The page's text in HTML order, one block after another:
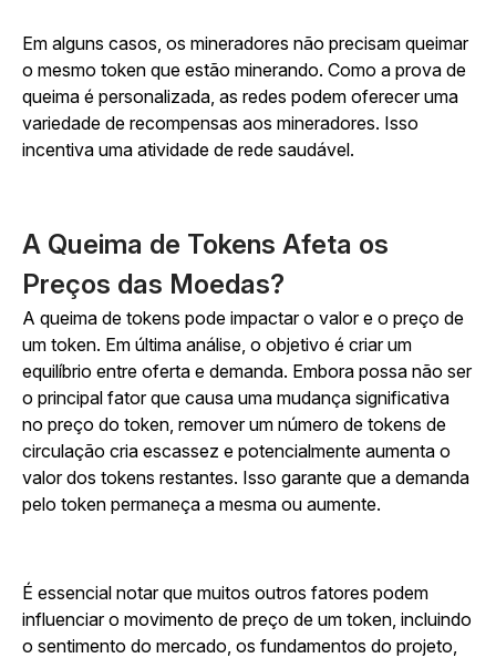
Em alguns casos, os mineradores não precisam queimar
o mesmo token que estão minerando. Como a prova de
queima é personalizada, as redes podem oferecer uma
variedade de recompensas aos mineradores. Isso
incentiva uma atividade de rede saudável.
A Queima de Tokens Afeta os
Preços das Moedas?
A queima de tokens pode impactar o valor e o preço de
um token. Em última análise, o objetivo é criar um
equilíbrio entre oferta e demanda. Embora possa não ser
o principal fator que causa uma mudança significativa
no preço do token, remover um número de tokens de
circulação cria escassez e potencialmente aumenta o
valor dos tokens restantes. Isso garante que a demanda
pelo token permaneça a mesma ou aumente.
É essencial notar que muitos outros fatores podem
influenciar o movimento de preço de um token, incluindo
o sentimento do mercado, os fundamentos do projeto,